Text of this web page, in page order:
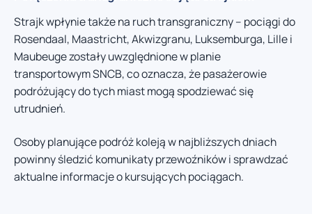
Strajk wpłynie także na ruch transgraniczny – pociągi do
Rosendaal, Maastricht, Akwizgranu, Luksemburga, Lille i
Maubeuge zostały uwzględnione w planie
transportowym SNCB, co oznacza, że pasażerowie
podróżujący do tych miast mogą spodziewać się
utrudnień.
Osoby planujące podróż koleją w najbliższych dniach
powinny śledzić komunikaty przewoźników i sprawdzać
aktualne informacje o kursujących pociągach.